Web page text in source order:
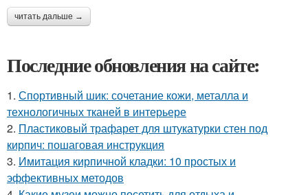
читать дальше →
Последние обновления на сайте:
1. Спортивный шик: сочетание кожи, металла и
технологичных тканей в интерьере
2. Пластиковый трафарет для штукатурки стен под
кирпич: пошаговая инструкция
3. Имитация кирпичной кладки: 10 простых и
эффективных методов